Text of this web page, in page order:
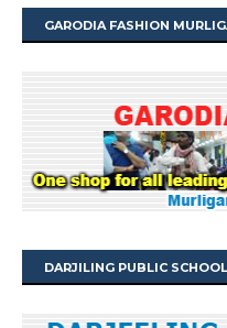
GARODIA FASHION
DARJILING PUBLIC